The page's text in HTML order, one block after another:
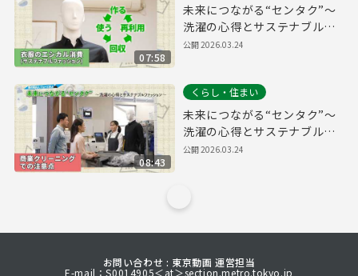
07:58
未来につながる“センタク”～
洗濯の心得とサステナブルフ
ァッション～【衣類のエシカ
公開2026.03.24
08:43
くらし・住まい
未来につながる“センタク”～
洗濯の心得とサステナブルフ
ァッション～【商業クリーニ
公開2026.03.24
お問い合わせ : 東京動画 運営担当
E-mail：S0014905＜at＞section.metro.tokyo.jp